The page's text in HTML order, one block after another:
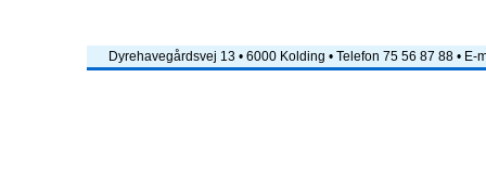
Dyrehavegårdsvej 13 • 6000 Kolding • Telefon 75 56 87 88 • E-